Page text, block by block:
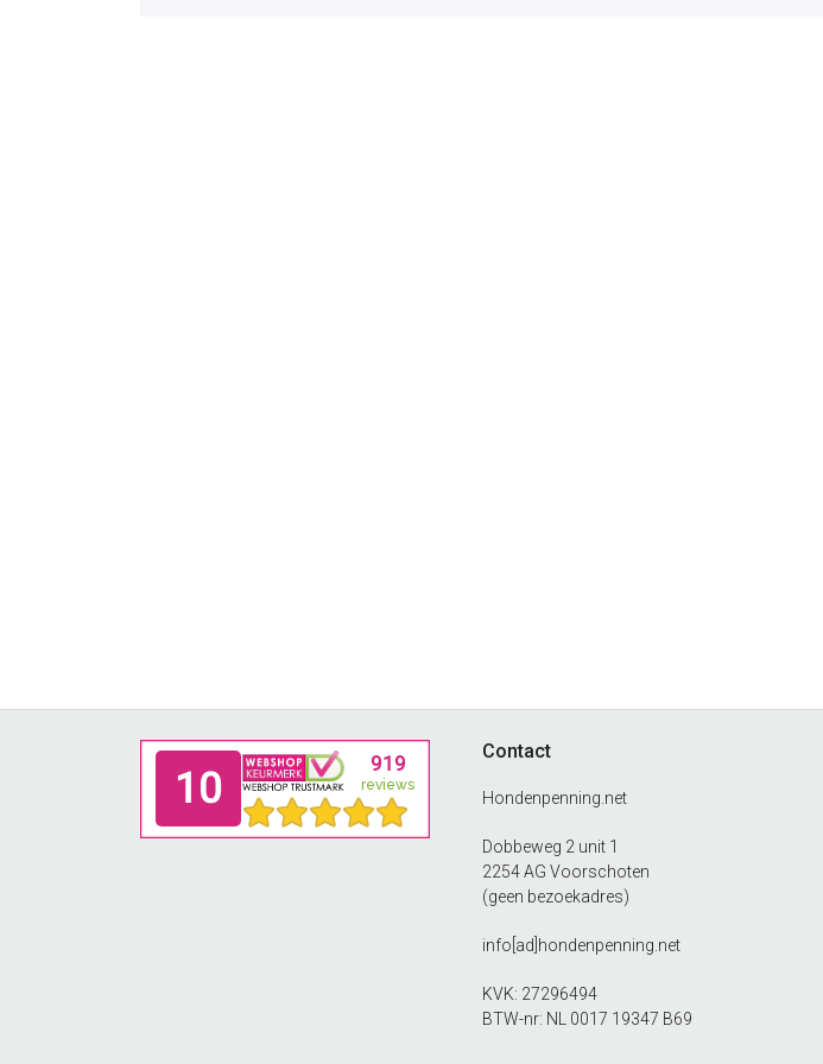
Contact
Hondenpenning.net
Dobbeweg 2 unit 1
2254 AG Voorschoten
(geen bezoekadres)
info[ad]hondenpenning.net
KVK: 27296494
BTW-nr: NL 0017 19347 B69